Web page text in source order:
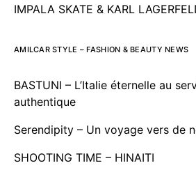
IMPALA SKATE & KARL
AMILCAR STYLE – FASHION & BEAUTY NEWS
BASTUNI – L’Italie éternelle au
authentique
Serendipity – Un voyage vers de
SHOOTING TIME – HINAITI